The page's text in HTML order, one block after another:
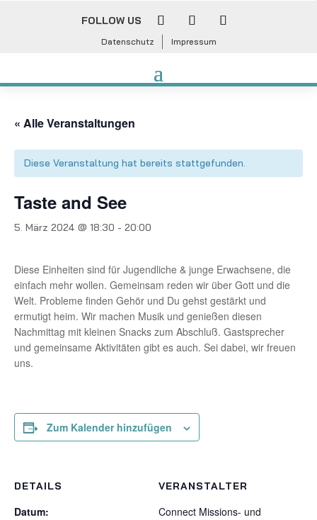
FOLLOW US
Datenschutz Impressum
« Alle Veranstaltungen
Diese Veranstaltung hat bereits stattgefunden.
Taste and See
5. März 2024 @ 18:30 - 20:00
Diese Einheiten sind für Jugendliche & junge Erwachsene, die
einfach mehr wollen. Gemeinsam reden wir über Gott und die
Welt. Probleme finden Gehör und Du gehst gestärkt und
ermutigt heim. Wir machen Musik und genießen diesen
Nachmittag mit kleinen Snacks zum Abschluß. Gastsprecher
und gemeinsame Aktivitäten gibt es auch. Sei dabei, wir freuen
uns.
Zum Kalender hinzufügen
DETAILS
Datum:
VERANSTALTER
Connect Missions- und